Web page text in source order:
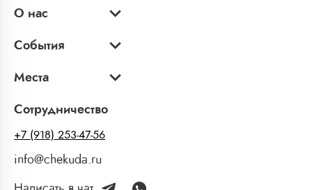
О нас
События
Места
Сотрудничество
+7 (918) 253-47-56
info@chekuda.ru